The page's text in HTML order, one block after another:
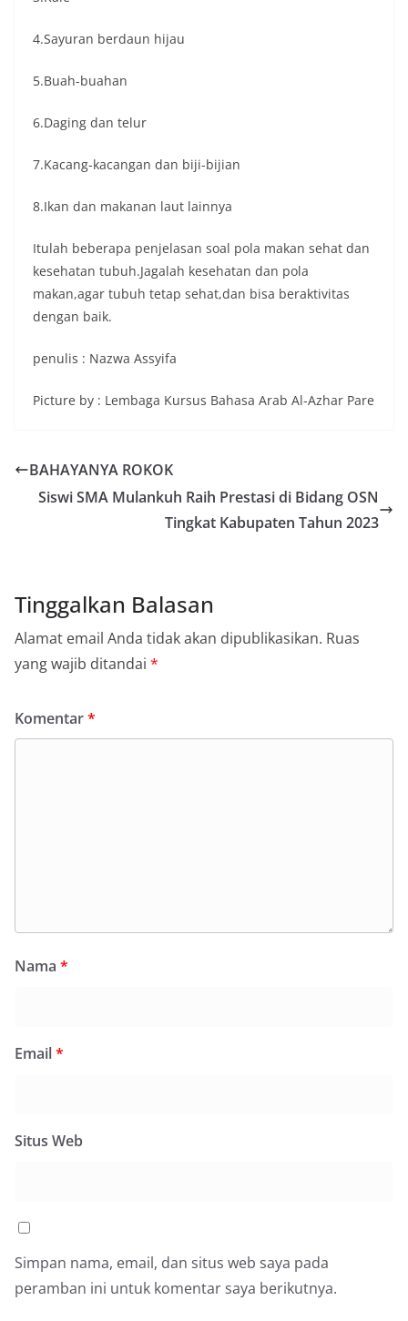
4.Sayuran berdaun hijau
5.Buah-buahan
6.Daging dan telur
7.Kacang-kacangan dan biji-bijian
8.Ikan dan makanan laut lainnya
Itulah beberapa penjelasan soal pola makan sehat dan
kesehatan tubuh.Jagalah kesehatan dan pola
makan,agar tubuh tetap sehat,dan bisa beraktivitas
dengan baik.
penulis : Nazwa Assyifa
Picture by : Lembaga Kursus Bahasa Arab Al-Azhar Pare
BAHAYANYA ROKOK
Siswi SMA Mulankuh Raih Prestasi di Bidang OSN
Tingkat Kabupaten Tahun 2023
Tinggalkan Balasan
Alamat email Anda tidak akan dipublikasikan. Ruas
yang wajib ditandai *
Komentar*
Nama *
Email*
Situs Web
Simpan nama, email, dan situs web saya pada
peramban ini untuk komentar saya berikutnya.